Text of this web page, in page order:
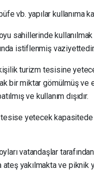
vb. yapılar kullanıma
sahillerinde
istiflenmiş vaziyettedir.
kişilik turizm tesisine
bir miktar gömülmüş ve
ve kullanım dışıdır.
yetecek kapasitede
vatandaşlar
yakılmakta ve piknik